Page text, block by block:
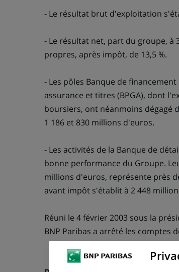
- Le résultat brut d'exploitation
- Le résultat net, part du groupe, à
propres, après impôt, de 13,5 %.
- Les pôles Banque de
assurance et titres (BPGA), dont
boursiers, ont néanmoins dégagé
1 186 et 830 millions d'euros.
- Les activités de la Banque de
bonne performance du Groupe.
millions d'euros, représente près
avant impôt s'établit à 2 448
Réuni le 4 février 2003 sous la
BNP Paribas a arrêté les comptes